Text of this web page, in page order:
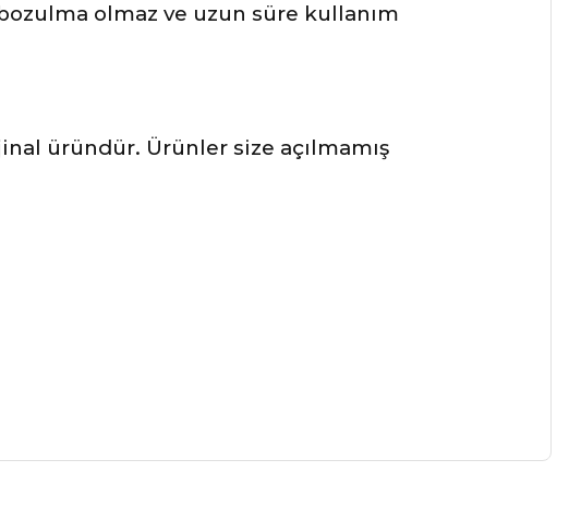
olmaz ve uzun süre kullanım
üründür. Ürünler size açılmamış